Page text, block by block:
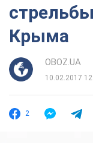
Крыма
OBOZ.UA
10.02.2017
2